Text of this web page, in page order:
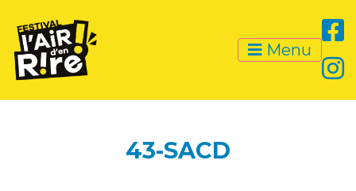
Menu
43-SACD